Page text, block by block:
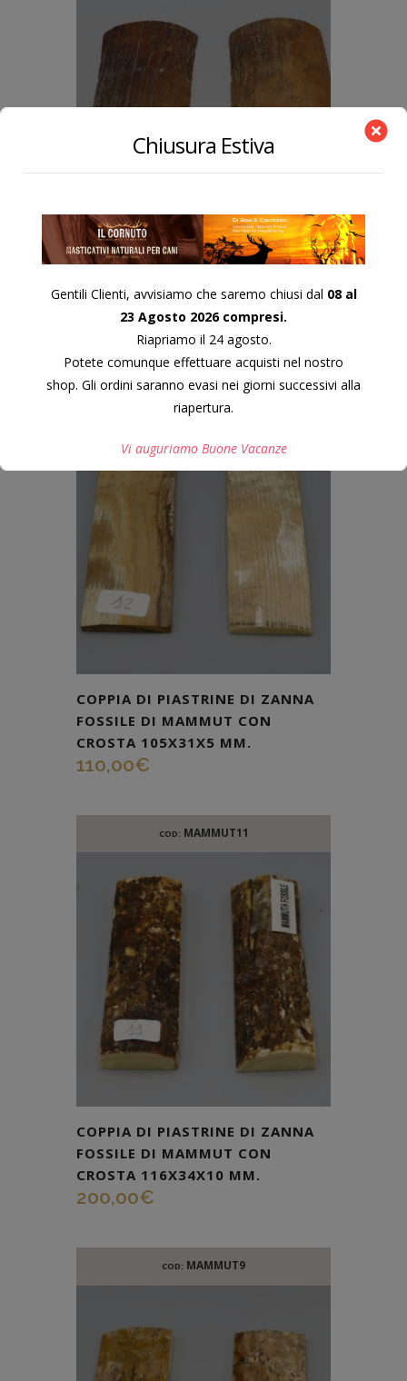
COPPIA DI PIASTRINE DI ZANNA
FOSSILE DI MAMMUT CON
CROSTA 90X40X8 MM.
€
COD: MAMMUT12
COPPIA DI PIASTRINE DI ZANNA
FOSSILE DI MAMMUT CON
CROSTA 105X31X5 MM.
110,00€
COD: MAMMUT11
COPPIA DI PIASTRINE DI ZANNA
FOSSILE DI MAMMUT CON
CROSTA 116X34X10 MM.
200,00€
COD: MAMMUT9
Chiusura Estiva
Gentili Clienti, avvisiamo che saremo chiusi dal 08 al
23 Agosto 2026 compresi.
Riapriamo il 24 agosto.
Potete comunque effettuare acquisti nel nostro
shop. Gli ordini saranno evasi nei giorni successivi alla
riapertura.
Vi auguriamo Buone Vacanze
Questo si chiuderà in secondi